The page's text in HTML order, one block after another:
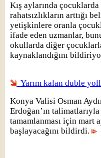
Kış aylarında çocuklarda
rahatsızlıkların arttığı
yetişkinlere oranla
ifade eden uzmanlar,
okullarda diğer
kaynaklandığını
Yarım kalan duble
Konya Valisi Osman
Erdoğan’ın
tamamlanması için mart
başlayacağını bildirdi.